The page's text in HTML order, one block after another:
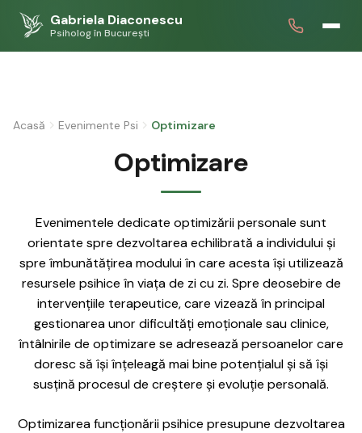
Gabriela Diaconescu
Psiholog în București
Acasă Evenimente Psi Optimizare
Optimizare
Evenimentele dedicate optimizării personale sunt
orientate spre dezvoltarea echilibrată a individului și
spre îmbunătățirea modului în care acesta își utilizează
resursele psihice în viața de zi cu zi. Spre deosebire de
intervențiile terapeutice, care vizează în principal
gestionarea unor dificultăți emoționale sau clinice,
întâlnirile de optimizare se adresează persoanelor care
doresc să își înțeleagă mai bine potențialul și să își
susțină procesul de creștere și evoluție personală.
Optimizarea funcționării psihice presupune dezvoltarea